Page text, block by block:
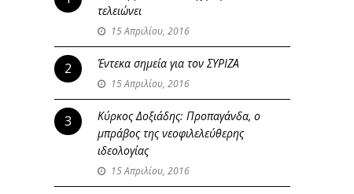
τελειώνει
15 Απριλίου, 2016
2 Έντεκα σημεία για τον ΣΥΡΙΖΑ
15 Απριλίου, 2016
3
Κύρκος Δοξιάδης: Προπαγάνδα, ο
μπράβος της νεοφιλελεύθερης
ιδεολογίας
15 Απριλίου, 2016